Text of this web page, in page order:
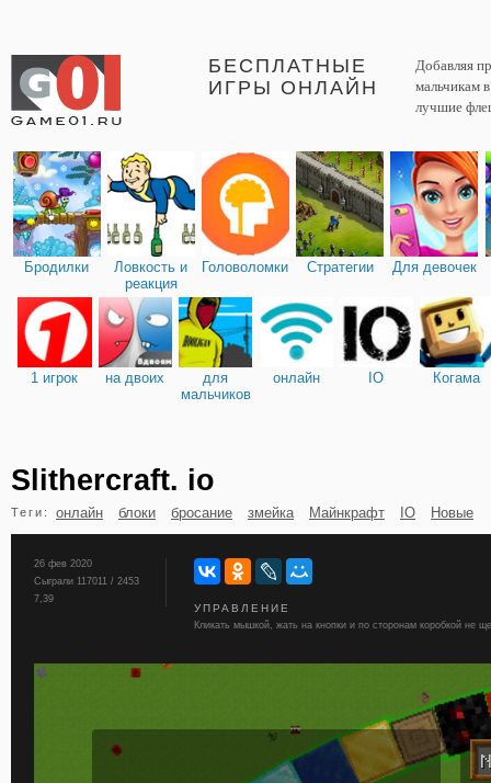
БЕСПЛАТНЫЕ
ИГРЫ ОНЛАЙН
Добавляя
мальчикам
лучшие
Бродилки
Ловкость и
реакция
Головоломки Стратегии Для девочек
1 игрок на двоих
для
мальчиков
онлайн IO Когама
бильярд карты
Slithercraft. io
Теги: онлайн блоки бросание змейка Майнкрафт IO Новые
26 фев 2020
Сыграли 117011 / 2453
7,39
УПРАВЛЕНИЕ
Кликать мышкой, жать на кнопки и по сторонам коробкой не